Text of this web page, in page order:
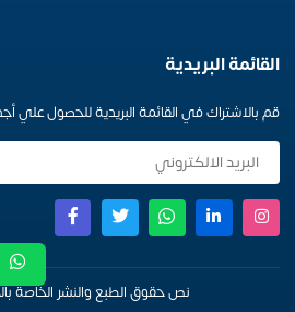
القائمة البريدية
قم بالاشتراك في القائمة البريدية للحصول علي
نص حقوق الطبع والنشر الخاصة